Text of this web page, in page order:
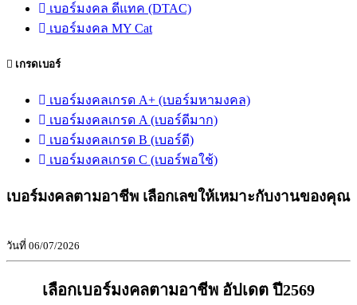
เบอร์มงคล ดีแทค (DTAC)
เบอร์มงคล MY Cat
เกรดเบอร์
เบอร์มงคลเกรด A+ (เบอร์มหามงคล)
เบอร์มงคลเกรด A (เบอร์ดีมาก)
เบอร์มงคลเกรด B (เบอร์ดี)
เบอร์มงคลเกรด C (เบอร์พอใช้)
เบอร์มงคลตามอาชีพ เลือกเลขให้เหมาะกับงานของคุณ
วันที่ 06/07/2026
เลือกเบอร์มงคลตามอาชีพ อัปเดต ปี2569